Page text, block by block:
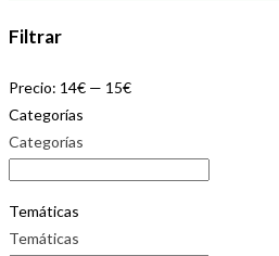
Filtrar
Precio: 14€ — 15€
Categorías
Categorías
Temáticas
Temáticas